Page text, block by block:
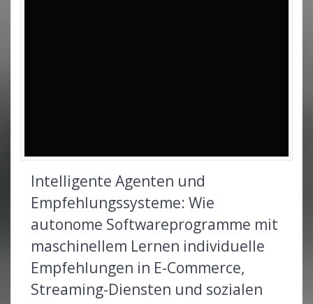
Intelligente Agenten und
Empfehlungssysteme: Wie
autonome Softwareprogramme mit
maschinellem Lernen individuelle
Empfehlungen in E-Commerce,
Streaming-Diensten und sozialen